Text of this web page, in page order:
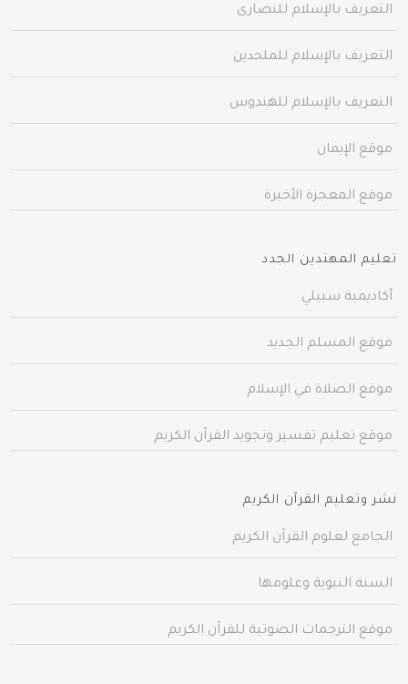
التعريف بالإسلام للنصارى
التعريف بالإسلام للملحدين
التعريف بالإسلام للهندوس
موقع الإيمان
موقع المعجزة الأخيرة
تعليم المهتدين الجدد
أكاديمية سبيلي
موقع المسلم الجديد
موقع الصلاة في الإسلام
موقع تعليم تفسير وتجويد القرآن الكريم
نشر وتعليم القرآن الكريم
الجامع لعلوم القرآن الكريم
السنة النبوية وعلومها
موقع الترجمات الصوتية للقرآن الكريم